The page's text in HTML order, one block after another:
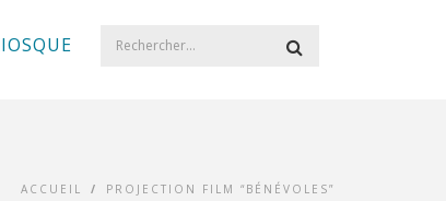
ACCUEIL / PROJECTION FILM “BÉNÉVOLES”